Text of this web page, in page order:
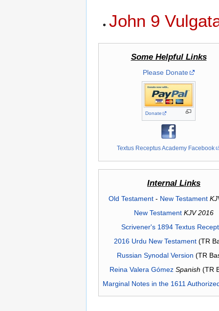
John 9
Some Helpful Links
Please Donate
Donate
Textus Receptus Academy Facebook
Internal Links
Old Testament- New Testament
New Testament KJV 2016
Scrivener's 1894 Textus
2016 Urdu New Testament(TR
Russian Synodal Version (TR
Reina Valera Gómez Spanish (TR
Marginal Notes in the 1611